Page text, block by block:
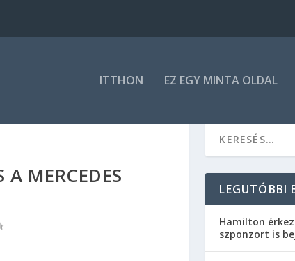
ITTHON EZ EGY MINTA OLDAL
A MERCEDES
LEGUTÓBBI
Hamilton
szponzort is